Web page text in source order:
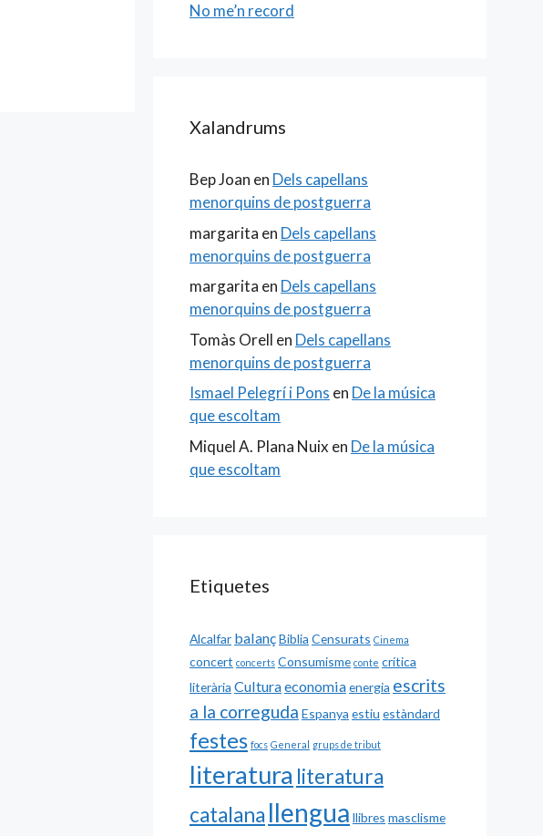
No me’n record
Xalandrums
Bep Joan en Dels capellans
menorquins de postguerra
margarita en Dels capellans
menorquins de postguerra
margarita en Dels capellans
menorquins de postguerra
Tomàs Orell en Dels capellans
menorquins de postguerra
Ismael Pelegrí i Pons en De la música
que escoltam
Miquel A. Plana Nuix en De la música
que escoltam
Etiquetes
Alcalfar balançBiblia Censurats Cinema
concert concerts Consumisme conte crítica
literària Culturaeconomiaenergia escrits
a la correguda Espanya estiu estàndard
festes focs General grups de tribut
literatura literatura
catalana llengua llibres masclisme